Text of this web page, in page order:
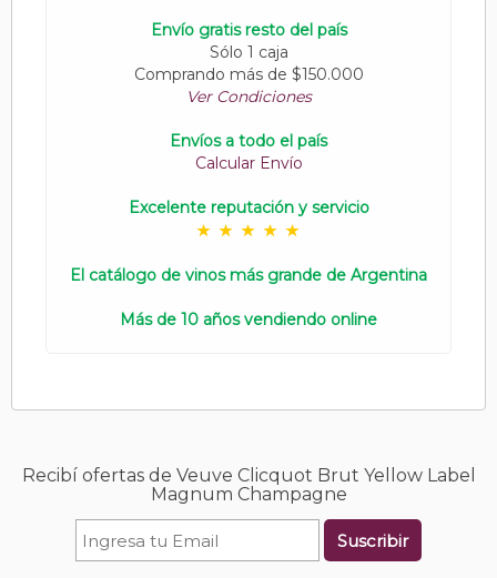
Envío gratis resto del país
Sólo 1 caja
Comprando más de $150.000
Ver Condiciones
Envíos a todo el país
Calcular Envío
Excelente reputación y servicio
El catálogo de vinos más grande de Argentina
Más de 10 años vendiendo online
Recibí ofertas de Veuve Clicquot Brut Yellow Label
Magnum Champagne
Suscribir